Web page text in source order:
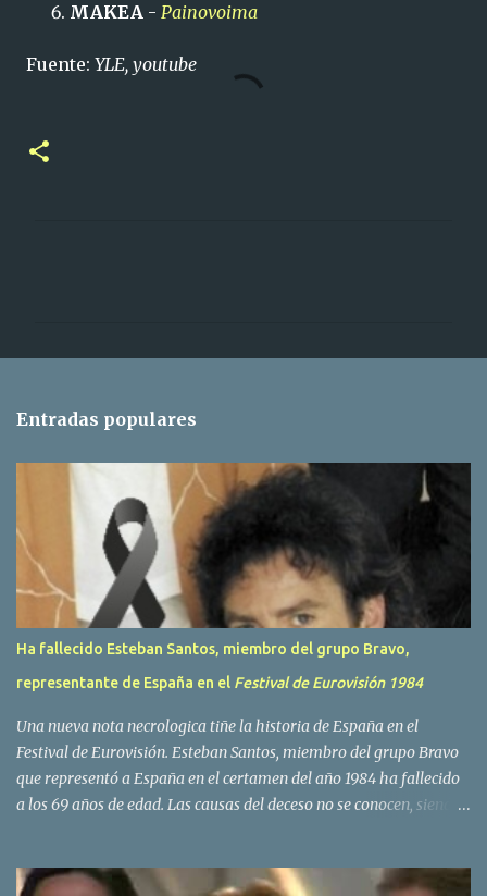
MAKEA - Painovoima
Fuente: YLE, youtube
r
s
Entradas populares
Ha fallecido Esteban Santos, miembro del grupo Bravo,
representante de España en el Festival de Eurovisión 1984
Una nueva nota necrologica tiñe la historia de España en el
Festival de Eurovisión. Esteban Santos, miembro del grupo Bravo
que representó a España en el certamen del año 1984 ha fallecido
a los 69 años de edad. Las causas del deceso no se conocen, siendo
traves de las redes sociales. Nacido en Tolosa en 1951, durante su